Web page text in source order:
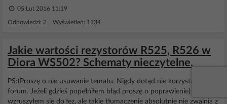
05 Lut 2016 11:19
Odpowiedzi: 2 Wyświetleń: 1134
Jakie wartości rezystorów R525, R526 w
Diora WS502? Schematy nieczytelne.
PS:(Proszę o nie usuwanie tematu. Nigdy dotąd nie korzystałem z
forum. Jeżeli gdzieś popełniłem błąd proszę o poprawienie) IMHO,
wzruszyłem się do łez, ale takie tłumaczenie absolutnie nie zwalnia z